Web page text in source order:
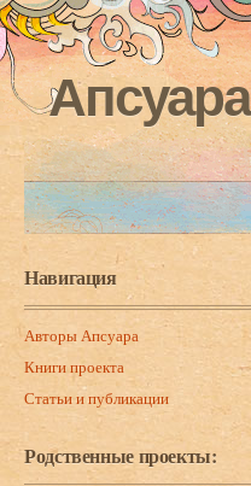
Апсуара
Навигация
Авторы Апсуара
Книги проекта
Статьи и публикации
Родственные проекты: